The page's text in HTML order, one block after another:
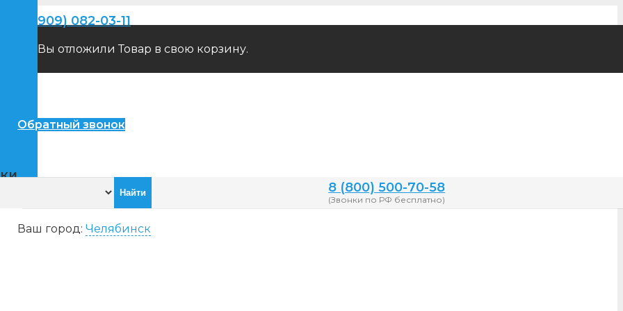
Вы отложили Товар в свою корзину.
+7(909) 082-03-11
Обратный звонок
Ваш город: Челябинск
8 (800) 500-70-58
(Звонки по РФ бесплатно)